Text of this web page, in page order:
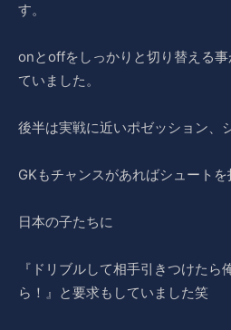
す。
onとoffをしっかりと切り替える
ていました。
後半は実戦に近いポゼッション、
GKもチャンスがあればシュートを
日本の子たちに
『ドリブルして相手引きつけた
ら！』と要求もしていました笑